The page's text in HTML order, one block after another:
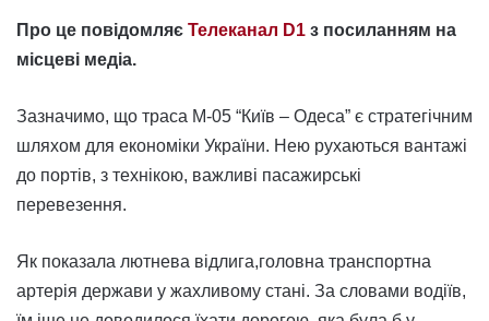
Про це повідомляє Телеканал D1 з посиланням на
місцеві медіа.
Зазначимо, що траса М-05 “Київ – Одеса” є стратегічним
шляхом для економіки України. Нею рухаються вантажі
до портів, з технікою, важливі пасажирські
перевезення.
Як показала лютнева відлига,головна транспортна
артерія держави у жахливому стані. За словами водіїв,